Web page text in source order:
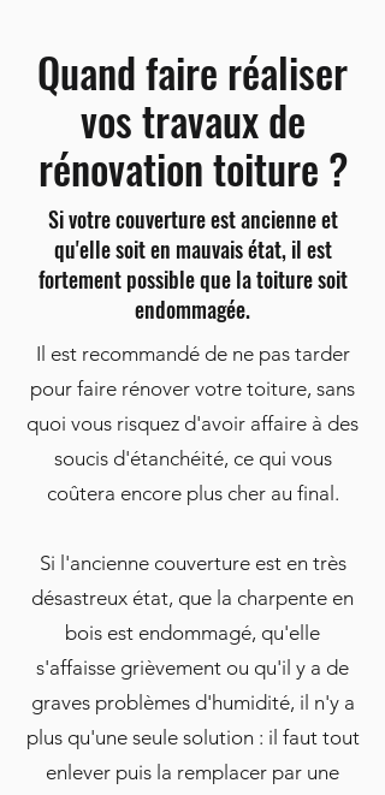
Quand faire réaliser
vos travaux de
rénovation toiture ?
Si votre couverture est ancienne et
qu'elle soit en mauvais état, il est
fortement possible que la toiture soit
endommagée.
Il est recommandé de ne pas tarder
pour faire rénover votre toiture, sans
quoi vous risquez d'avoir affaire à des
soucis d'étanchéité, ce qui vous
coûtera encore plus cher au final.
Si l'ancienne couverture est en très
désastreux état, que la charpente en
bois est endommagé, qu'elle
s'affaisse grièvement ou qu'il y a de
graves problèmes d'humidité, il n'y a
plus qu'une seule solution : il faut tout
enlever puis la remplacer par une